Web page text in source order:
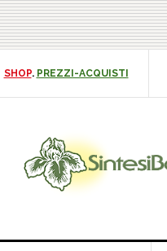
SHOP. PREZZI-ACQUISTI